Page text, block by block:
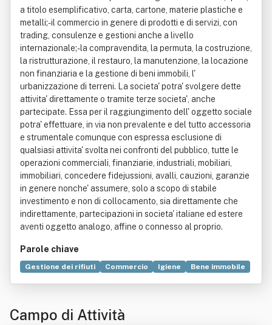
a titolo esemplificativo, carta, cartone, materie plastiche e
metalli;- il commercio in genere di prodotti e di servizi, con
trading, consulenze e gestioni anche a livello
internazionale;- la compravendita, la permuta, la costruzione,
la ristrutturazione, il restauro, la manutenzione, la locazione
non finanziaria e la gestione di beni immobili, l'
urbanizzazione di terreni. La societa' potra' svolgere dette
attivita' direttamente o tramite terze societa', anche
partecipate. Essa per il raggiungimento dell' oggetto sociale
potra' effettuare, in via non prevalente e del tutto accessoria
e strumentale comunque con espressa esclusione di
qualsiasi attivita' svolta nei confronti del pubblico, tutte le
operazioni commerciali, finanziarie, industriali, mobiliari,
immobiliari, concedere fidejussioni, avalli, cauzioni, garanzie
in genere nonche' assumere, solo a scopo di stabile
investimento e non di collocamento, sia direttamente che
indirettamente, partecipazioni in societa' italiane ed estere
aventi oggetto analogo, affine o connesso al proprio.
Parole chiave
Gestione dei rifiuti Commercio Igiene
Bene immobile
Riciclaggio dei rifiuti
Rifiuto
Campo di Attività